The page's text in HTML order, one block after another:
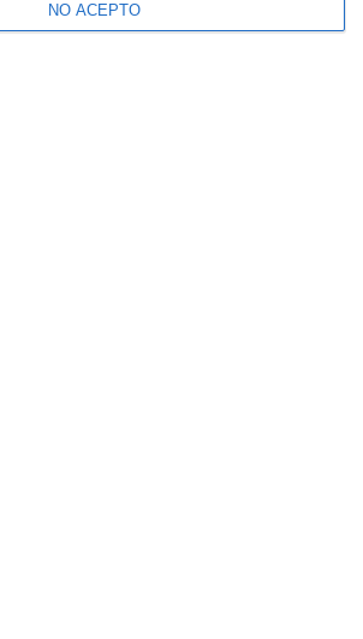
NO ACEPTO